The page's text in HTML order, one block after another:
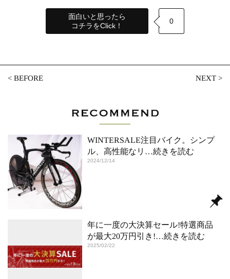
面白いと思ったら
コチラをClick！
0
<BEFORE NEXT>
WINTERSALE注目バイク。シンプ
ル、高性能なリ …続きを読む
2024/12/14
年に一度の大決算セール!特選商品
が最大20万円引き!…続きを読む
2025/02/22